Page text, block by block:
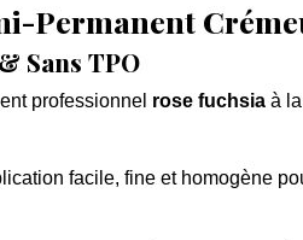
Permanent
Sans TPO
professionnel rose fuchsiaà la
facile, fine et homogène